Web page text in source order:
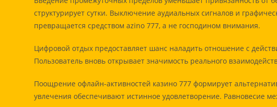
структурирует сутки. Выключение аудиальных сигналов и
превращается средством azino 777, а не господином внимания.
Цифровой отдых предоставляет шанс наладить отношение с
Пользователь вновь открывает значимость реального
Поощрение офлайн-активностей казино 777 формирует
увлечения обеспечивают истинное удовлетворение. Равновесие